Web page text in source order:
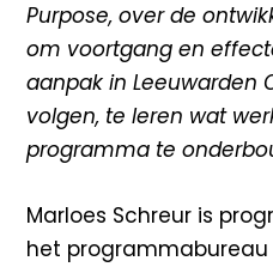
Purpose, over de
om voortgang en
aanpak in Leeuwarden
volgen, te leren wat
programma te
Marloes Schreur is
het programmabureau